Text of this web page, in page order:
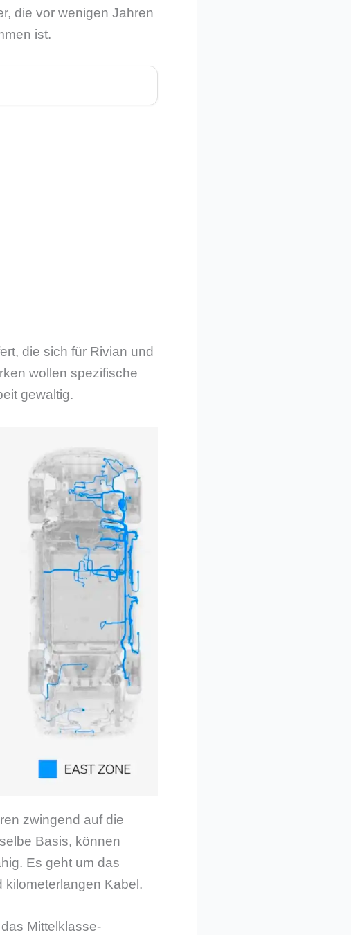
die vor wenigen Jahren
ist.
die sich für Rivian und
wollen spezifische
gewaltig.
zwingend auf die
Basis, können
Es geht um das
kilometerlangen Kabel.
Mittelklasse-